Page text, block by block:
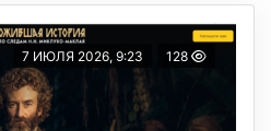
7 ИЮЛЯ 2026, 9:23 128